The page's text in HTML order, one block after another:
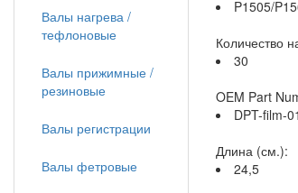
P1505/
Количество
30
OEM Part
DPT-film-
Длина (см.):
24,5
Валы нагрева /
тефлоновые
Валы прижимные /
резиновые
Валы регистрации
Валы фетровые